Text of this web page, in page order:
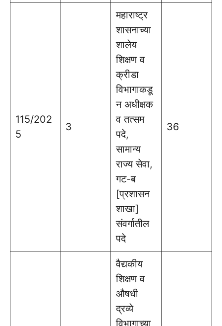
115/202
5
3
महाराष्ट्र
शासनाच्या
शालेय
शिक्षण व
क्रीडा
विभागाकडू
न अधीक्षक
व तत्सम
पदे,
सामान्य
राज्य सेवा,
गट-ब
[प्रशासन
शाखा]
संवर्गातील
पदे
36
वैद्यकीय
शिक्षण व
औषधी
द्रव्ये
विभागाच्या